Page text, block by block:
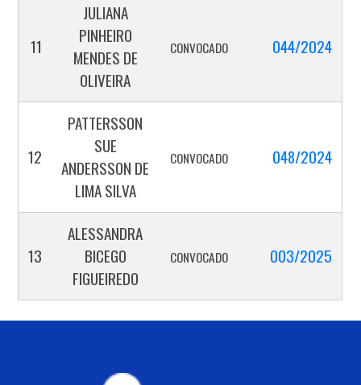
11
JULIANA
PINHEIRO
MENDES DE
OLIVEIRA
CONVOCADO 044/2024
12
PATTERSSON
SUE
ANDERSSON DE
LIMA SILVA
CONVOCADO 048/2024
13
ALESSANDRA
BICEGO
FIGUEIREDO
CONVOCADO 003/2025